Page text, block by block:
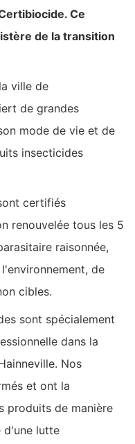
Ce
de la transition
ville de
de grandes
mode de vie et de
insecticides
certifiés
renouvelée tous les 5
raisonnée,
de
cibles.
sont spécialement
dans la
Nos
et ont la
produits de manière
d'une lutte